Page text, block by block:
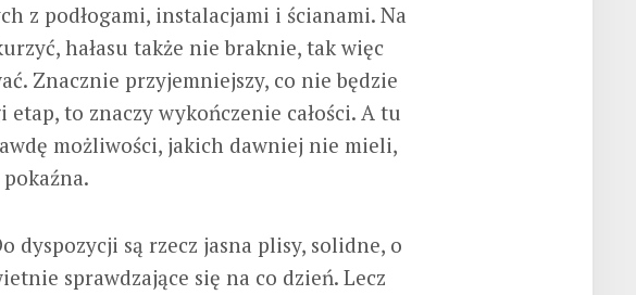
z podłogami, instalacjami i ścianami. Na
hałasu także nie braknie, tak więc
Znacznie przyjemniejszy, co nie będzie
etap, to znaczy wykończenie całości. A tu
możliwości, jakich dawniej nie mieli,
dyspozycji są rzecz jasna plisy, solidne, o
sprawdzające się na co dzień. Lecz